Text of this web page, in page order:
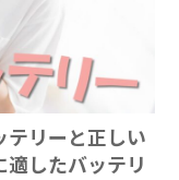
テリーと正しい
したバッテリ